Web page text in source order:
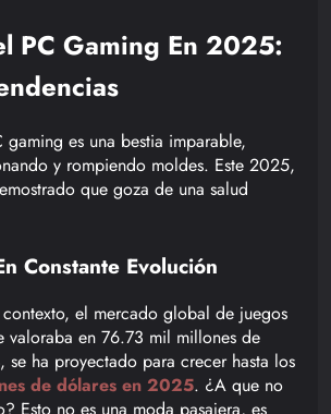
PC Gaming En 2025:
gaming es una bestia imparable,
y rompiendo moldes. Este 2025,
que goza de una salud
Constante Evolución
el mercado global de juegos
valoraba en 76.73 mil millones de
ha proyectado para crecer hasta los
de dólares en 2025. ¿A que no
Esto no es una moda pasajera, es